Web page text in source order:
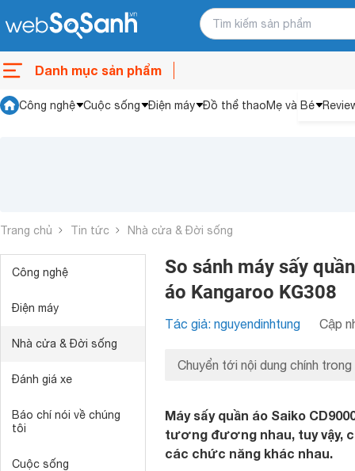
Danh mục sản phẩm
Công nghệ Cuộc sống Điện máy Đồ thể thaoMẹ và Bé
Trang chủ Tin tức Nhà cửa & Đời sống
Công nghệ
Điện máy
Nhà cửa & Đời sống
Đánh giá xe
Báo chí nói về chúng
tôi
Cuộc sống
So sánh máy sấy
áo Kangaroo KG308
Tác giả: nguyendinhtung Cập
Chuyển tới nội dung chính trong
Máy sấy quần áo Saiko
tương đương nhau, tuy vậy,
các chức năng khác nhau.